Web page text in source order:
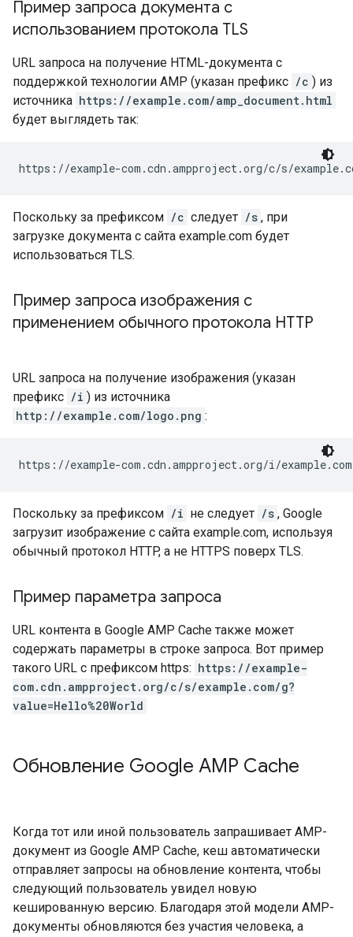
Пример запроса документа с
использованием протокола TLS
URL запроса на получение HTML-документа с
поддержкой технологии AMP (указан префикс /c ) из
источника https://example.com/amp_document.html
будет выглядеть так:
https://example-com.cdn.ampproject.org/c/s/
Поскольку за префиксом /c следует /s , при
загрузке документа с сайта example.com будет
использоваться TLS.
Пример запроса изображения с
применением обычного протокола HTTP
URL запроса на получение изображения (указан
префикс /i ) из источника
http://example.com/logo.png :
https://example-com.cdn.ampproject.org/i/
Поскольку за префиксом /i не следует /s , Google
загрузит изображение с сайта example.com, используя
обычный протокол HTTP, а не HTTPS поверх TLS.
Пример параметра запроса
URL контента в Google AMP Cache также может
содержать параметры в строке запроса. Вот пример
такого URL с префиксом https: https://example-
com.cdn.ampproject.org/c/s/example.com/g?
value=Hello%20World
Обновление Google AMP Cache
Когда тот или иной пользователь запрашивает AMP-
документ из Google AMP Cache, кеш автоматически
отправляет запросы на обновление контента, чтобы
следующий пользователь увидел новую
кешированную версию. Благодаря этой модели AMP-
документы обновляются без участия человека, а